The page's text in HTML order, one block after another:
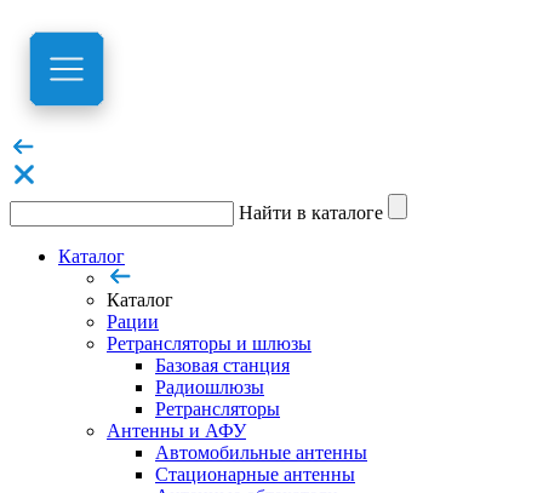
Найти в каталоге
Каталог
Каталог
Рации
Ретрансляторы и шлюзы
Базовая станция
Радиошлюзы
Ретрансляторы
Антенны и АФУ
Автомобильные антенны
Стационарные антенны